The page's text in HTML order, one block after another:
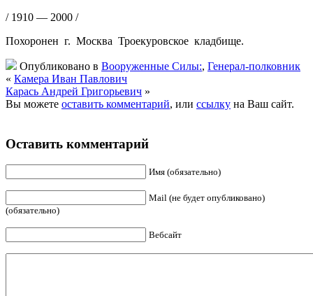
/ 1910 — 2000 /
Похоронен г. Москва Троекуровское кладбище.
Опубликовано в Вооруженные Силы:, Генерал-полковник
« Камера Иван Павлович
Карась Андрей Григорьевич »
Вы можете оставить комментарий, или ссылку на Ваш сайт.
Оставить комментарий
Имя (обязательно)
Mail (не будет опубликовано)
(обязательно)
Вебсайт